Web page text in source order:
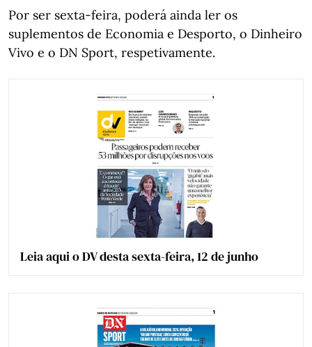
Por ser sexta-feira, poderá ainda ler os
suplementos de Economia e Desporto, o Dinheiro
Vivo e o DN Sport, respetivamente.
Leia aqui o DV desta sexta-feira, 12 de junho